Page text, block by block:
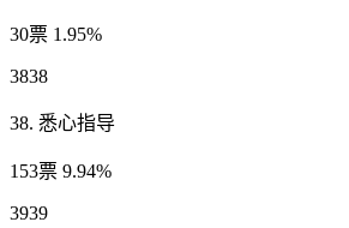
30票 1.95%
3838
38. 悉心指导
153票 9.94%
3939